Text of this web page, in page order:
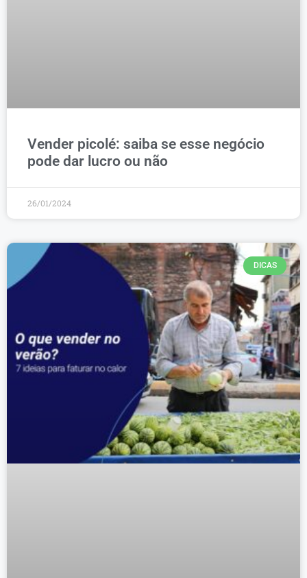
Vender picolé: saiba se esse negócio
pode dar lucro ou não
26/01/2024
DICAS